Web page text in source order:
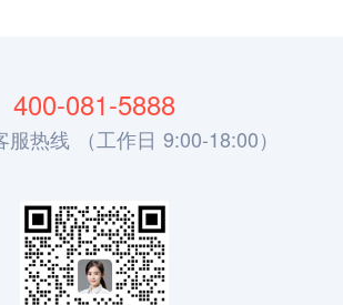
400-081-5888
服热线 （工作日 9:00-18:00）